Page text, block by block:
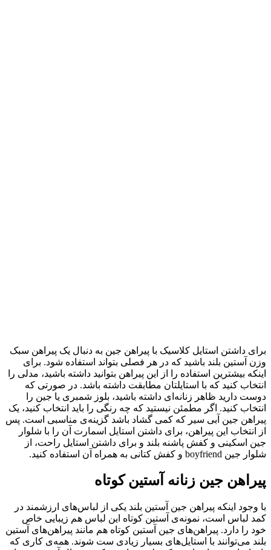
برای داشتن استایل کلاسیک با پیراهن جین به دنبال یک پیراهن سبک
وزن آستین بلند باشید که در هر فصلی بتواند استفاده شود. برای
اینکه بیشترین استفاده را از این پیراهن بتوانید داشته باشید، مدلی را
انتخاب کنید که با استایلتان مطابقت داشته باشد. در صورتی که
دوست دارید ظاهر زنانه‌ای داشته باشید، بلوز شمبری یا جین را
انتخاب کنید. اگر مطمئن نیستید که چه رنگی را باید انتخاب کنید، یک
پیراهن جین آبی سیر که کمی گشاد باشد گزینه‌ی مناسبی است. پس
از انتخاب این پیراهن، برای داشتن استایل اسمارت آن را با شلوار
جین اسکینی و کفش پاشنه بلند و برای داشتن استایل راحت، از
شلوار جین boyfriend و کفش کتانی به همراه آن استفاده کنید.
پیراهن جین زنانه آستین کوتاه
با وجود اینکه پیراهن جین آستین بلند یکی از لباس‌های ارزشمند در
کمد لباس است، نمونه‌ی آستین‌ کوتاه این لباس هم زیبایی خاص
خود را دارد. پیراهن‌های جین آستین کوتاه هم مانند پیراهن‌های آستین
بلند می‌توانند با استایل‌های بسیار زیادی ست شوند. همه‌ی کاری که